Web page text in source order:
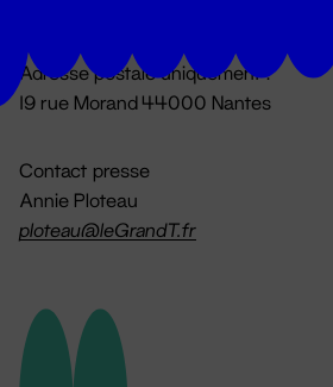
Adresse postale uniquement :
19 rue Morand 44000 Nantes
Contact presse
Annie Ploteau
ploteau@leGrandT.fr